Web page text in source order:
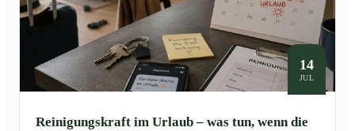
14
JUL
Reinigungskraft im Urlaub – was tun, wenn die